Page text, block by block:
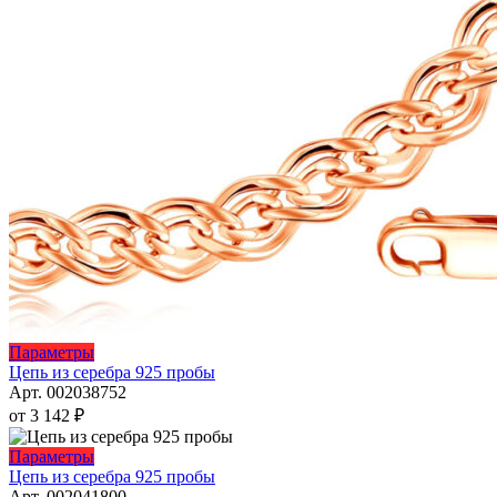
ПараметрыЭтот
товар
имеет
вариаций.
Опции
можно
выбрать
Цепь из серебра 925 пробы
Арт. 002038752
от 3 142 ₽
ПараметрыЭтот
товар
Цепь из серебра 925 пробы